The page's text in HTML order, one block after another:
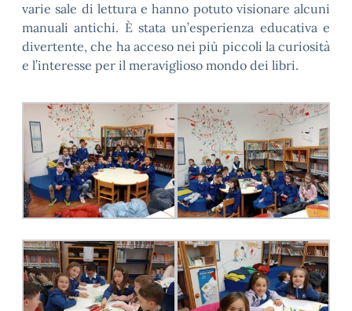
varie sale di lettura e hanno potuto visionare alcuni
manuali antichi. È stata un’esperienza educativa e
divertente, che ha acceso nei più piccoli la curiosità
e l’interesse per il meraviglioso mondo dei libri.